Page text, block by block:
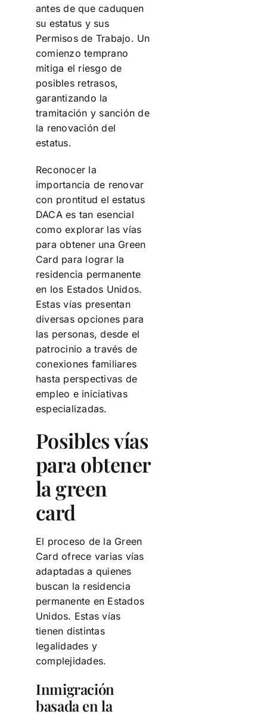
antes de que caduquen
su estatus y sus
Permisos de Trabajo. Un
comienzo temprano
mitiga el riesgo de
posibles retrasos,
garantizando la
tramitación y sanción de
la renovación del
estatus.
Reconocer la
importancia de renovar
con prontitud el estatus
DACA es tan esencial
como explorar las vías
para obtener una Green
Card para lograr la
residencia permanente
en los Estados Unidos.
Estas vías presentan
diversas opciones para
las personas, desde el
patrocinio a través de
conexiones familiares
hasta perspectivas de
empleo e iniciativas
especializadas.
Posibles vías
para obtener
la green
card
El proceso de la Green
Card ofrece varias vías
adaptadas a quienes
buscan la residencia
permanente en Estados
Unidos. Estas vías
tienen distintas
legalidades y
complejidades.
Inmigración
basada en la